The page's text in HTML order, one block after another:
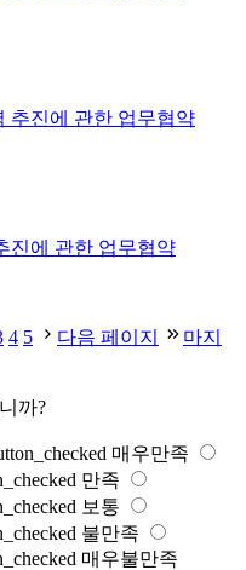
추진에 관한 업무협약
진에 관한 업무협약
4 5 다음 페이지
마지
까?
매우만족
만족
보통
불만족
매우불만족